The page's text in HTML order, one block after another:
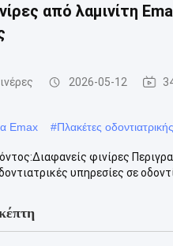
από λαμινίτη
2026-05-12
Emax #Πλακέτες
φινίρες
υπηρεσίες σε